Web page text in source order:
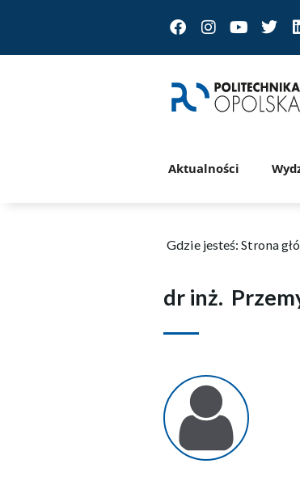
FacebookInstagram
Youtube
Aktualności
Gdzie jesteś: Strona
dr inż.